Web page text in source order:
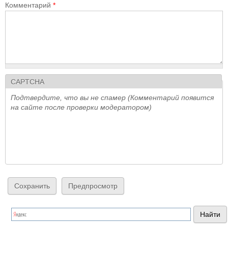
Комментарий *
CAPTCHA
Подтвердите, что вы не спамер (Комментарий появится
на сайте после проверки модератором)